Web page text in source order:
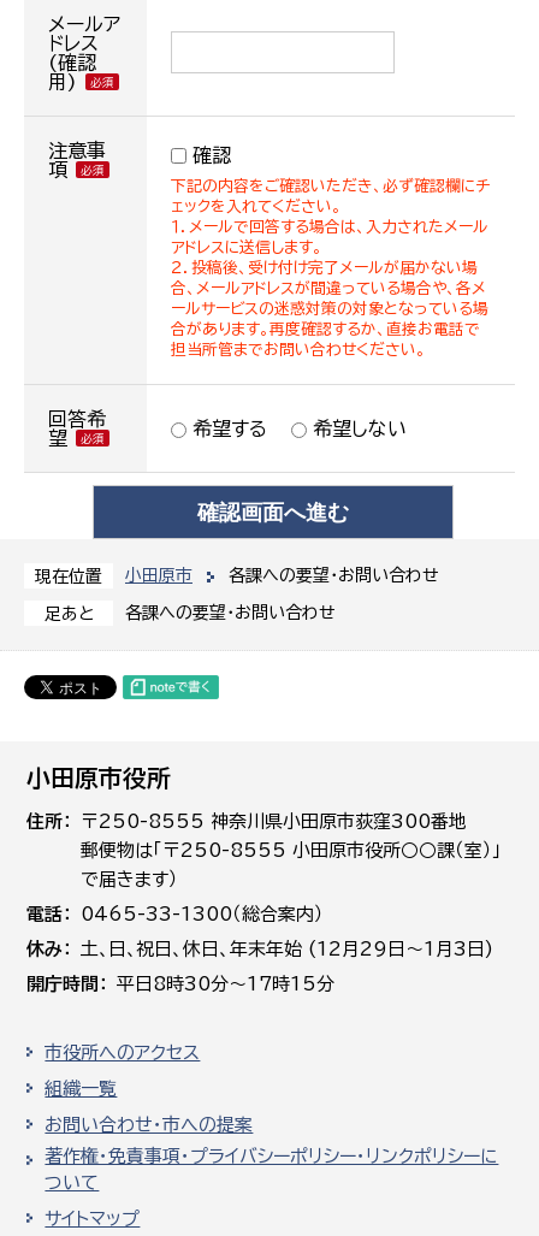
現在位置 小田原市 各課への要望・お問い合わせ
足あと 各課への要望・お問い合わせ
メールア
ドレス
(確認
用)
注意事
項
確認
下記の内容をご確認いただき、必ず確認欄にチ
ェックを入れてください。
１．メールで回答する場合は、入力されたメール
アドレスに送信します。
２．投稿後、受け付け完了メールが届かない場
合、メールアドレスが間違っている場合や、各メ
ールサービスの迷惑対策の対象となっている場
合があります。再度確認するか、直接お電話で
担当所管までお問い合わせください。
回答希
望
希望する 希望しない
小田原市役所
住所
〒250-8555 神奈川県小田原市荻窪300番地
郵便物は「〒250-8555 小田原市役所○○課（室）」
で届きます）
電話
0465-33-1300（総合案内）
休み
土､日､祝日、休日、年末年始 (12月29日～1月3日)
開庁時間
平日8時30分～17時15分
市役所へのアクセス
組織一覧
お問い合わせ・市への提案
著作権・免責事項・プライバシーポリシー・リンクポリシーに
ついて
サイトマップ